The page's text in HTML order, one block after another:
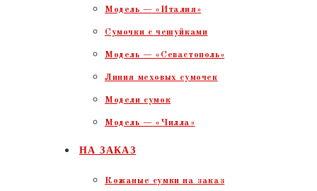
Модель — «Италия»
Сумочки с чешуйками
Модель — «Севастополь»
Линия меховых сумочек
Модели сумок
Модель — «Чилла»
НА ЗАКАЗ
Кожаные сумки на заказ